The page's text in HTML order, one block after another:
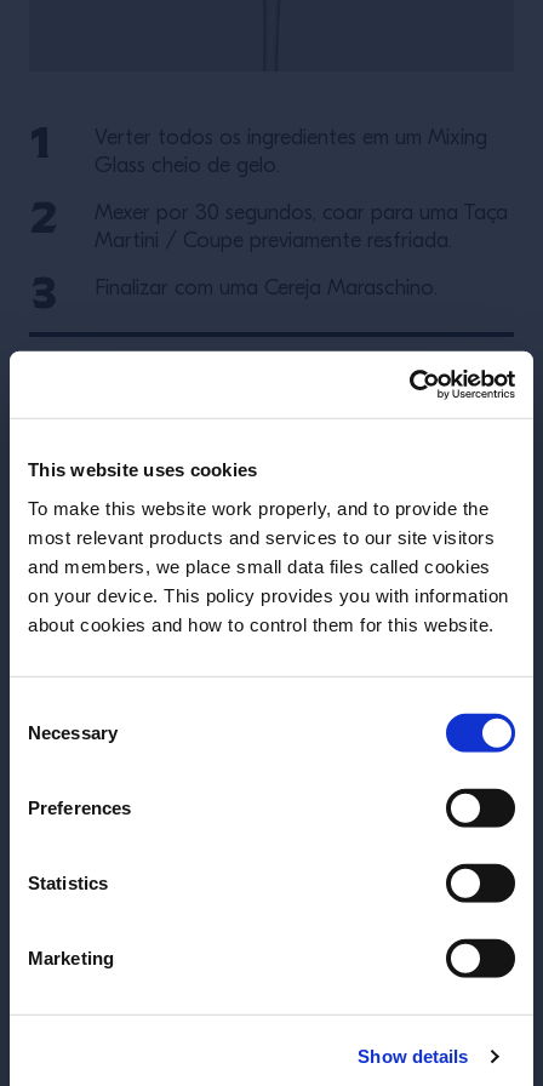
This website uses cookies
To make this website work properly, and to provide the
most relevant products and services to our site visitors
and members, we place small data files called cookies
on your device. This policy provides you with information
about cookies and how to control them for this website.
Selection
Necessary
Preferences
Statistics
Marketing
Show details
Antes de começar, precisamos saber sua
Verter todos os ingredientes em um Mixing
Glass cheio de gelo.
Mexer por 30 segundos, coar para uma Taça
Martini / Coupe previamente resfriada.
Finalizar com uma Cereja Maraschino.
Mais receitas
RECEITA RECEITA
Receita do
VER RECEITA